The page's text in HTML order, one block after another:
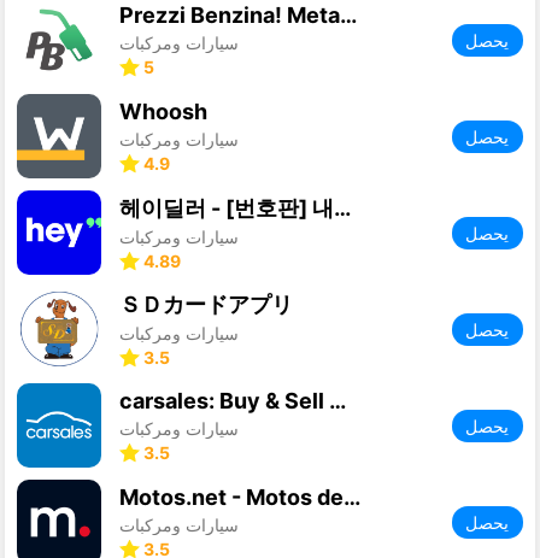
Prezzi Benzina! Metano GPL HVO
سيارات ومركبات
5
يحصل
Whoosh
سيارات ومركبات
4.9
يحصل
헤이딜러 - [번호판] 내차시세, 내차팔기 필수앱
سيارات ومركبات
4.89
يحصل
ＳＤカードアプリ
سيارات ومركبات
3.5
يحصل
carsales: Buy & Sell Cars
سيارات ومركبات
3.5
يحصل
Motos.net - Motos de Ocasión
سيارات ومركبات
3.5
يحصل